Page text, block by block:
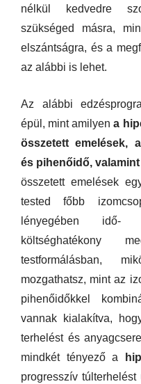
nélkül kedvedre
szükséged másra,
elszántságra, és a
az alábbi is lehet.
Az alábbi
épül, mint amilyena
összetett emelések,
és pihenőidő,
összetett emelések
tested főbb
lényegében idő-
költséghatékony
testformálásban,
mozgathatsz, mint az
pihenőidőkkel
vannak kialakítva,
terhelést és
mindkét tényező a
progresszív